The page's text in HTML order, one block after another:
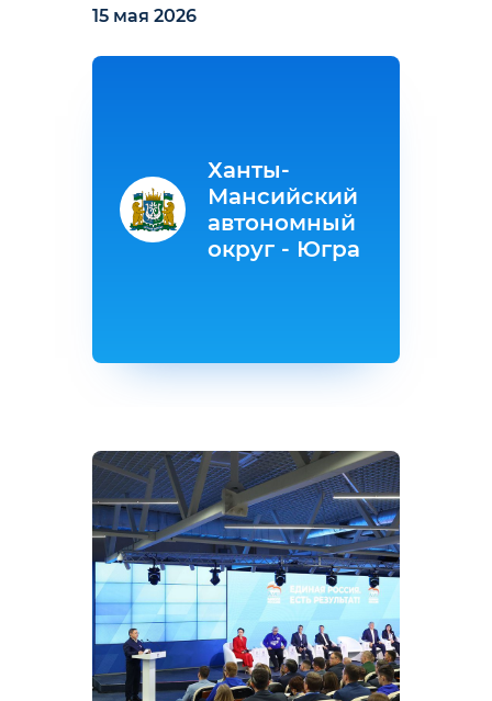
15 мая 2026
Ханты-
Мансийский
автономный
округ - Югра